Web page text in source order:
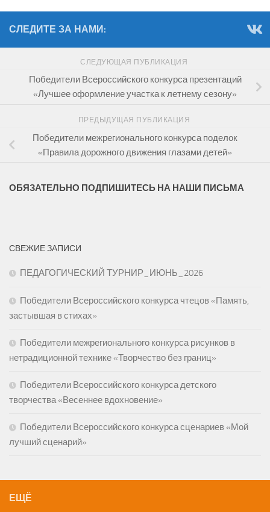
СЛЕДИТЕ ЗА НАМИ:
СЛЕДУЮЩАЯ ПУБЛИКАЦИЯ
Победители Всероссийского конкурса презентаций
«Лучшее оформление участка к летнему сезону»
ПРЕДЫДУЩАЯ ПУБЛИКАЦИЯ
Победители межрегионального конкурса поделок
«Правила дорожного движения глазами детей»
ОБЯЗАТЕЛЬНО ПОДПИШИТЕСЬ НА НАШИ ПИСЬМА
СВЕЖИЕ ЗАПИСИ
ПЕДАГОГИЧЕСКИЙ ТУРНИР_ИЮНЬ_2026
Победители Всероссийского конкурса чтецов «Память,
застывшая в стихах»
Победители межрегионального конкурса рисунков в
нетрадиционной технике «Творчество без границ»
Победители Всероссийского конкурса детского
творчества «Весеннее вдохновение»
Победители Всероссийского конкурса сценариев «Мой
лучший сценарий»
ЕЩЁ